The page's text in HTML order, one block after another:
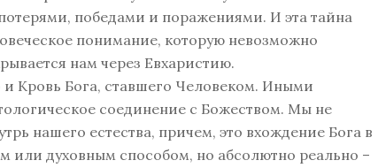
победами и поражениями. И эта тайна
понимание, которую невозможно
нам через Евхаристию.
Бога, ставшего Человеком. Иными
соединение с Божеством. Мы не
нашего естества, причем, это вхождение Бога в
или духовным способом, но абсолютно реально –